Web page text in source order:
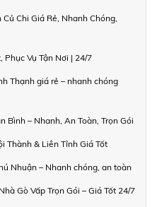
Chi Giá Rẻ, Nhanh Chóng,
Phục Vụ Tận Nơi | 24/7
Thạnh giá rẻ – nhanh chóng
Bình – Nhanh, An Toàn, Trọn Gói
Thành & Liên Tỉnh Giá Tốt
Nhuận – Nhanh chóng, an toàn
Gò Vấp Trọn Gói – Giá Tốt 24/7